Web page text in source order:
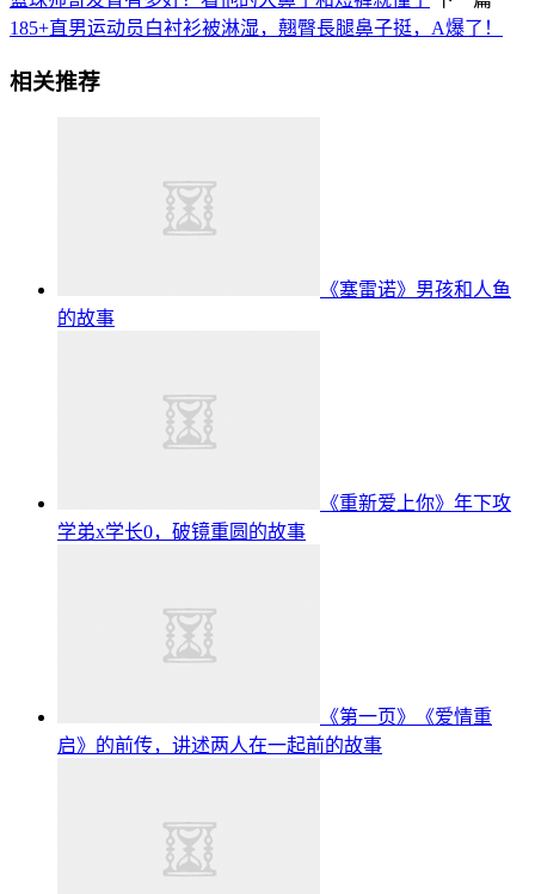
185+直男运动员白衬衫被淋湿，翹臀長腿鼻子挺，A爆了！
相关推荐
《塞雷诺》男孩和人鱼
的故事
《重新爱上你》年下攻
学弟x学长0，破镜重圆的故事
《第一页》《爱情重
启》的前传，讲述两人在一起前的故事